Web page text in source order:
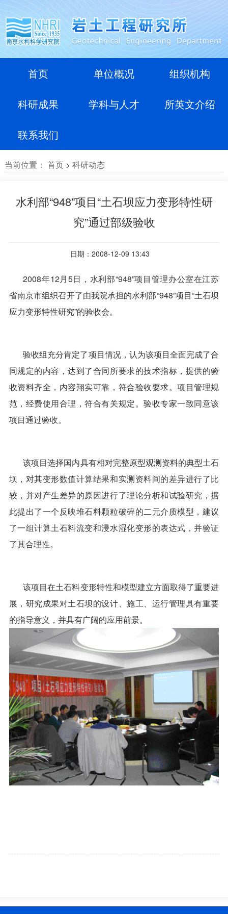
首页 单位概况 组织机构
科研成果 学科与人才 所英文介绍
联系我们
当前位置： 首页> 科研动态
水利部“948”项目“土石坝应力变形特性研
究”通过部级验收
日期：2008-12-09 13:43
2008年12月5日 ，水利部“948”项目管理办公室在江苏
省南京市组织召开了由我院承担的水利部“948”项目“土石坝
应力变形特性研究”的验收会。
验收组充分肯定了项目情况，认为该项目全面完成了合
同规定的内容，达到了合同所要求的技术指标，提供的验
收资料齐全，内容翔实可靠，符合验收要求。项目管理规
范，经费使用合理，符合有关规定。验收专家一致同意该
项目通过验收。
该项目选择国内具有相对完整原型观测资料的典型土石
坝，对其变形数值计算结果和实测资料间的差异进行了比
较，并对产生差异的原因进行了理论分析和试验研究，据
此提出了一个反映堆石料颗粒破碎的二元介质模型，建议
了一组计算土石料流变和浸水湿化变形的表达式，并验证
了其合理性。
该项目在土石料变形特性和模型建立方面取得了重要进
展，研究成果对土石坝的设计、施工、运行管理具有重要
的指导意义，并具有广阔的应用前景。